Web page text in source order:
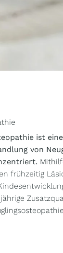
ist
von
frühzeitig